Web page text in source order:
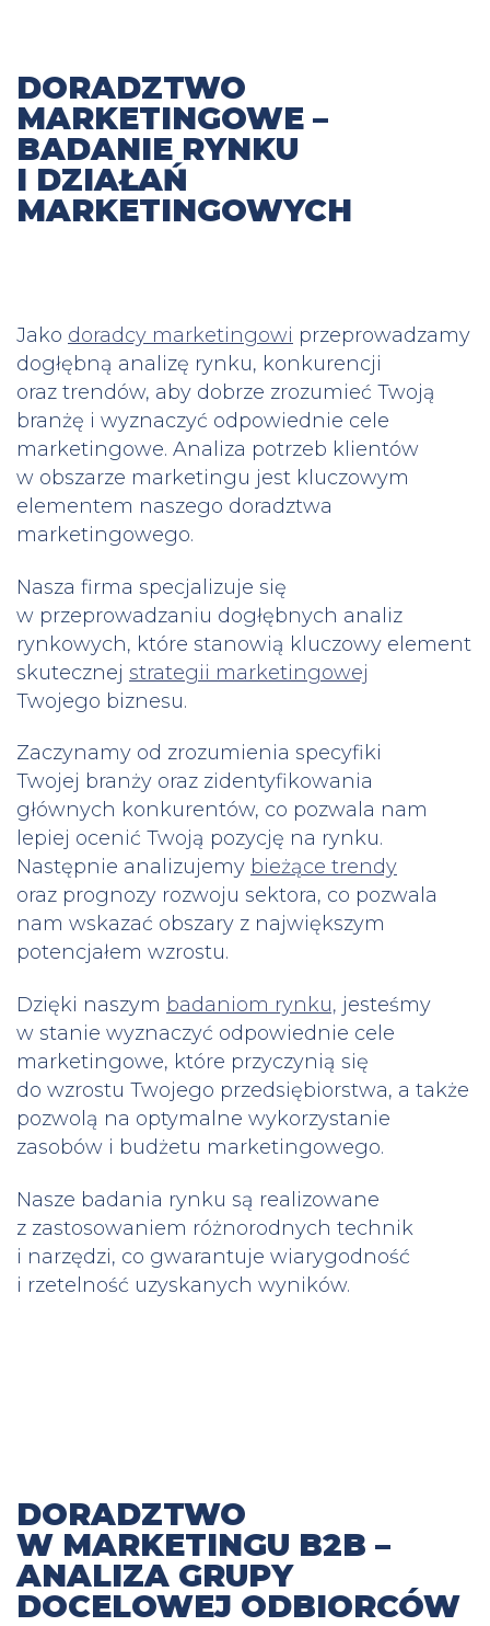
DORADZTWO
MARKETINGOWE –
BADANIE RYNKU
I DZIAŁAŃ
MARKETINGOWYCH
Jako doradcy marketingowi przeprowadzamy
dogłębną analizę rynku, konkurencji
oraz trendów, aby dobrze zrozumieć Twoją
branżę i wyznaczyć odpowiednie cele
marketingowe. Analiza potrzeb klientów
w obszarze marketingu jest kluczowym
elementem naszego doradztwa
marketingowego.
Nasza firma specjalizuje się
w przeprowadzaniu dogłębnych analiz
rynkowych, które stanowią kluczowy element
skutecznej strategii marketingowej
Twojego biznesu.
Zaczynamy od zrozumienia specyfiki
Twojej branży oraz zidentyfikowania
głównych konkurentów, co pozwala nam
lepiej ocenić Twoją pozycję na rynku.
Następnie analizujemy bieżące trendy
oraz prognozy rozwoju sektora, co pozwala
nam wskazać obszary z największym
potencjałem wzrostu.
Dzięki naszym badaniom rynku, jesteśmy
w stanie wyznaczyć odpowiednie cele
marketingowe, które przyczynią się
do wzrostu Twojego przedsiębiorstwa, a także
pozwolą na optymalne wykorzystanie
zasobów i budżetu marketingowego.
Nasze badania rynku są realizowane
z zastosowaniem różnorodnych technik
i narzędzi, co gwarantuje wiarygodność
i rzetelność uzyskanych wyników.
DORADZTWO
W MARKETINGU B2B –
ANALIZA GRUPY
DOCELOWEJ ODBIORCÓW